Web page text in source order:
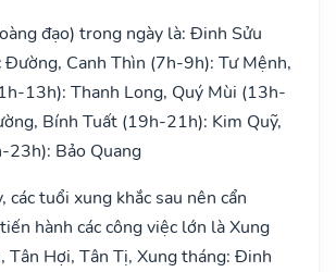
đạo) trong ngày là: Đinh Sửu
Canh Thìn (7h-9h): Tư Mệnh,
13h): Thanh Long, Quý Mùi (13h-
Bính Tuất (19h-21h): Kim Quỹ,
Bảo Quang
các tuổi xung khắc sau nên cẩn
hành các công việc lớn là Xung
Tân Hợi, Tân Tị, Xung tháng: Đinh